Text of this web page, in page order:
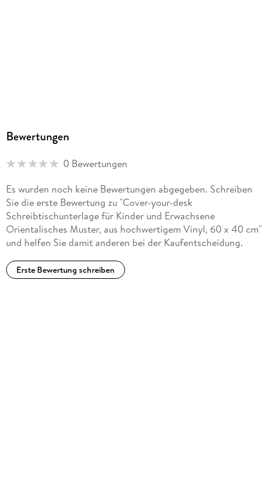
Bewertungen
0 Bewertungen
Es wurden noch keine Bewertungen abgegeben. Schreiben
Sie die erste Bewertung zu "Cover-your-desk
Schreibtischunterlage für Kinder und Erwachsene
Orientalisches Muster, aus hochwertigem Vinyl, 60 x 40 cm"
und helfen Sie damit anderen bei der Kaufentscheidung.
Erste Bewertung schreiben